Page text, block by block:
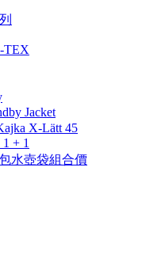
TEX
Jacket
X-Lätt 45
+ 1
水壺袋組合價